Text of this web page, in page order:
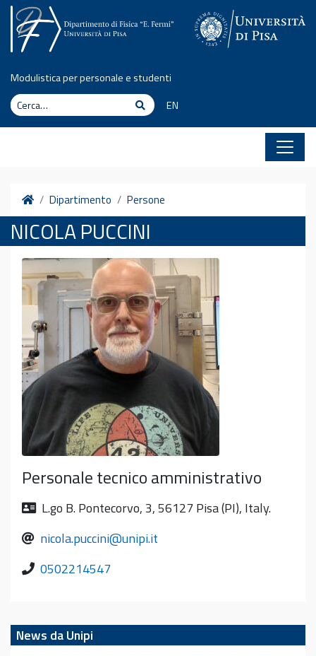
Vai al contenuto
Modulistica per personale e studenti
Cerca
CercaEN
HomeDipartimento Persone
NICOLA PUCCINI
Personale tecnico amministrativo
L.go B. Pontecorvo, 3, 56127 Pisa (PI), Italy.
nicola.puccini@unipi.it
0502214547
News da Unipi